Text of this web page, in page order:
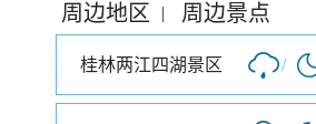
周边地区 | 周边景点
桂林两江四湖景区 /